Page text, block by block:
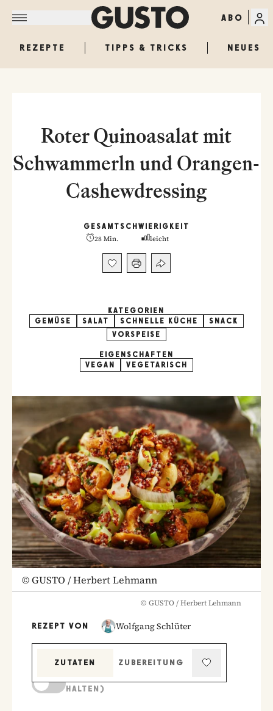
ABO
REZEPTE TIPPS & TRICKS NEUES
Roter Quinoasalat mit
Schwammerln und Orangen-
Cashewdressing
GESAMT
28 Min.
SCHWIERIGKEIT
leicht
KATEGORIEN
GEMÜSE
SALAT SCHNELLE KÜCHE
SNACK
VORSPEISE
EIGENSCHAFTEN
VEGAN
VEGETARISCH
©GUSTO / Herbert Lehmann
© GUSTO / Herbert Lehmann
REZEPT VON Wolfgang Schlüter
ZUTATEN
ZUBEREITUNG
HALTEN)